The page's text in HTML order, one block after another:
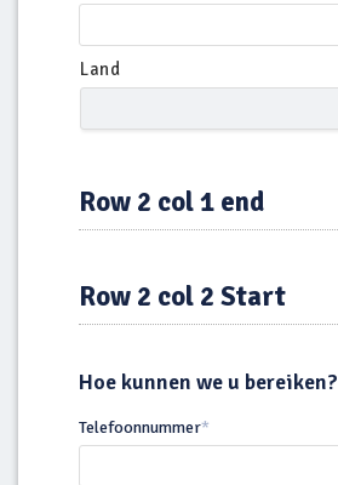
Land
Row 2 col 1 end
Row 2 col 2 Start
Hoe kunnen we u bereiken?
Telefoonnummer*